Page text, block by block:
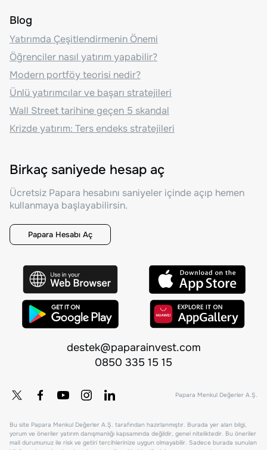
Blog
Yatırımda Çeşitlendirmenin Önemi
Öğrenciler nasıl yatırım yapabilir?
Modern portföy teorisi nedir?
Ünlü yatırımcılar ve başarı stratejileri
Wall Street tarihine geçen 5 skandal
Krizde yatırım: Ters endeks stratejileri
Birkaç saniyede hesap aç
Ücretsiz Papara hesabını saniyeler içinde açıp hemen
kullanmaya başlayabilirsin.
Papara Hesabı Aç
destek@paparainvest.com
0850 335 15 15
Papara Menkul Değerler A.Ş.
Bu site Papara Menkul Değerler A.Ş. tarafından hazırlanmıştır. Burada yer alan bilgi,
yorum ve öneriler yatırım danışmanlığı kapsamında değildir, genel niteliktedir. Bu öneriler
mali durumunuz ile risk ve getiri tercihlerinize uygun olmayabilir. Sadece burada sunulan